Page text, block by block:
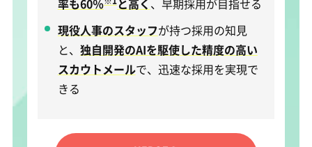
現役人事のスタッフが持つ採用の知見
と、 独自開発のAIを駆使した精度の高い
スカウトメールで、迅速な採用を実現で
きる